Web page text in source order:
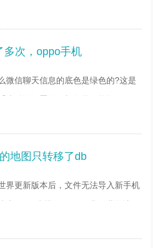
的功率是9乘以2.22等于19.98W，
，根据目前充电器可以自动识别
多次，oppo手机
微信聊天信息的底色是绿色的?这是
统默认设置的，颜色是不能换的，可
讯公司于2011年1月21日推出的一个
终端提供
地图只转移了db
界更新版本后，文件无法导入新手机
内？1、先找到mojang我的世界地图
。